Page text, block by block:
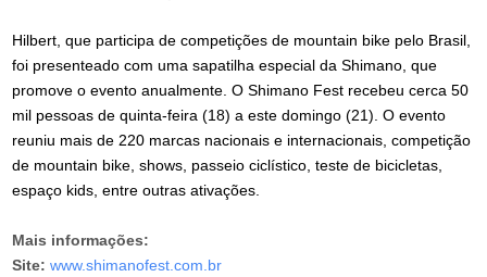
Hilbert, que participa de competições de mountain bike pelo Brasil,
foi presenteado com uma sapatilha especial da Shimano, que
promove o evento anualmente. O Shimano Fest recebeu cerca 50
mil pessoas de quinta-feira (18) a este domingo (21). O evento
reuniu mais de 220 marcas nacionais e internacionais, competição
de mountain bike, shows, passeio ciclístico, teste de bicicletas,
espaço kids, entre outras ativações.
Mais informações:
Site: www.shimanofest.com.br